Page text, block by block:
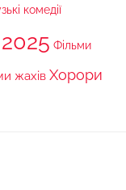
комедії
Фільми
жахів Хорори